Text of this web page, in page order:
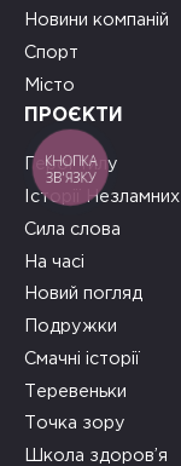
Новини компаній
Спорт
Місто
ПРОЄКТИ
Герої тилу
Історії Незламних
Сила слова
На часі
Новий погляд
Подружки
Смачні історії
Теревеньки
Точка зору
Школа здоров’я
КНОПКА
ЗВ'ЯЗКУ